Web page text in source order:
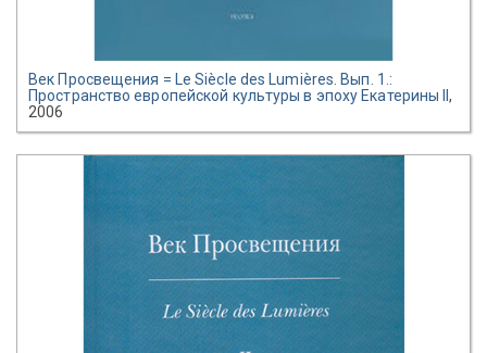
Век Просвещения = Le Siècle des Lumières. Вып. 1.:
Пространство европейской культуры в эпоху Екатерины II,
2006